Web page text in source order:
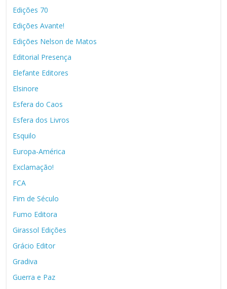
Edições 70
Edições Avante!
Edições Nelson de Matos
Editorial Presença
Elefante Editores
Elsinore
Esfera do Caos
Esfera dos Livros
Esquilo
Europa-América
Exclamação!
FCA
Fim de Século
Fumo Editora
Girassol Edições
Grácio Editor
Gradiva
Guerra e Paz